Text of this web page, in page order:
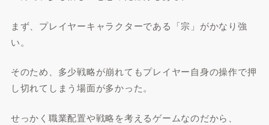
まず、プレイヤーキャラクターである「宗」がかなり強
い。
そのため、多少戦略が崩れてもプレイヤー自身の操作で押
し切れてしまう場面が多かった。
せっかく職業配置や戦略を考えるゲームなのだから、